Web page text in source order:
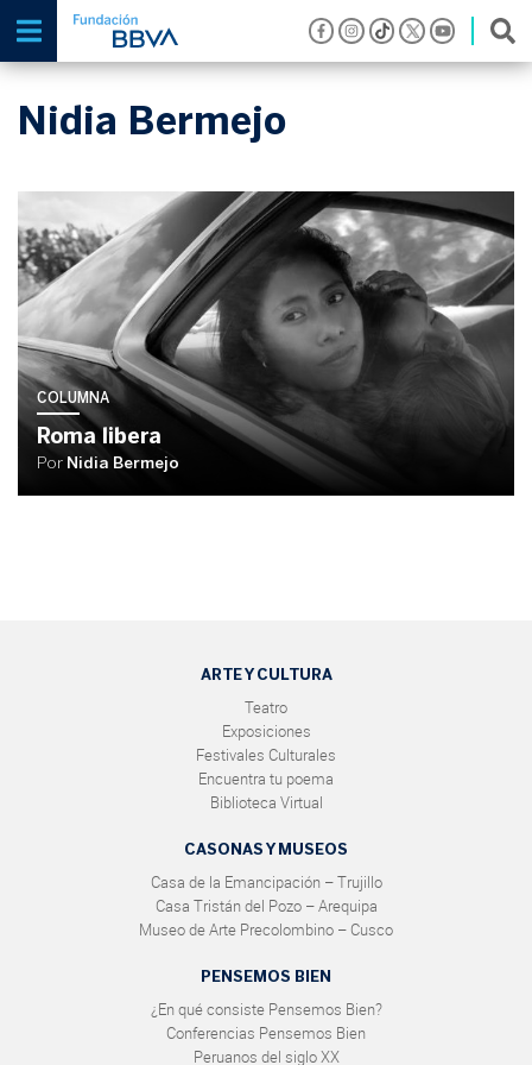
Nidia Bermejo
COLUMNA
Roma libera
Por Nidia Bermejo
ARTE Y CULTURA
Teatro
Exposiciones
Festivales Culturales
Encuentra tu poema
Biblioteca Virtual
CASONAS Y MUSEOS
Casa de la Emancipación – Trujillo
Casa Tristán del Pozo – Arequipa
Museo de Arte Precolombino – Cusco
PENSEMOS BIEN
¿En qué consiste Pensemos Bien?
Conferencias Pensemos Bien
Peruanos del siglo XX